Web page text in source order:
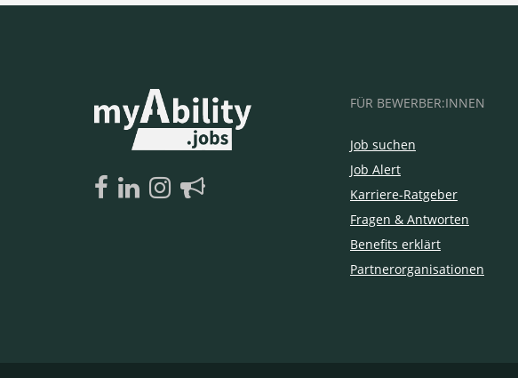
FÜR BEWERBER:INNEN
Job suchen
Job Alert
Karriere-Ratgeber
Fragen & Antworten
Benefits erklärt
Partnerorganisationen